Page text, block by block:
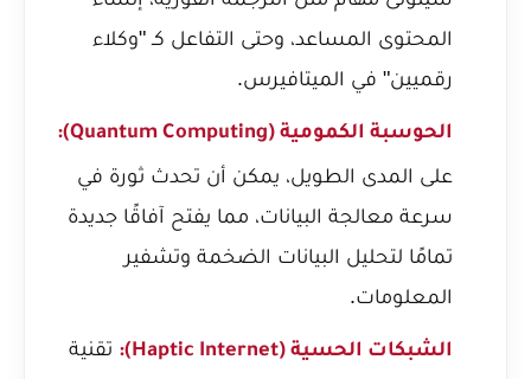
المحتوى المساعد، وحتى التفاعل كـ "وكلاء
رقميين" في الميتافيرس.
الحوسبة الكمومية (Quantum Computing):
على المدى الطويل، يمكن أن تحدث ثورة في
سرعة معالجة البيانات، مما يفتح آفاقًا جديدة
تمامًا لتحليل البيانات الضخمة وتشفير
المعلومات.
الشبكات الحسية (Haptic Internet):
تقنية